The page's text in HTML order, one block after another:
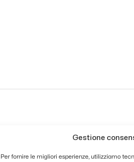
Gestione
Per fornire le migliori esperienze, utilizziamo